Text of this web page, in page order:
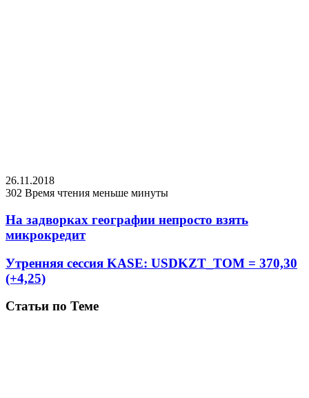
26.11.2018
302 Время чтения меньше минуты
На задворках географии непросто взять
микрокредит
Утренняя сессия KASE: USDKZT_TOM = 370,30
(+4,25)
Статьи по Теме